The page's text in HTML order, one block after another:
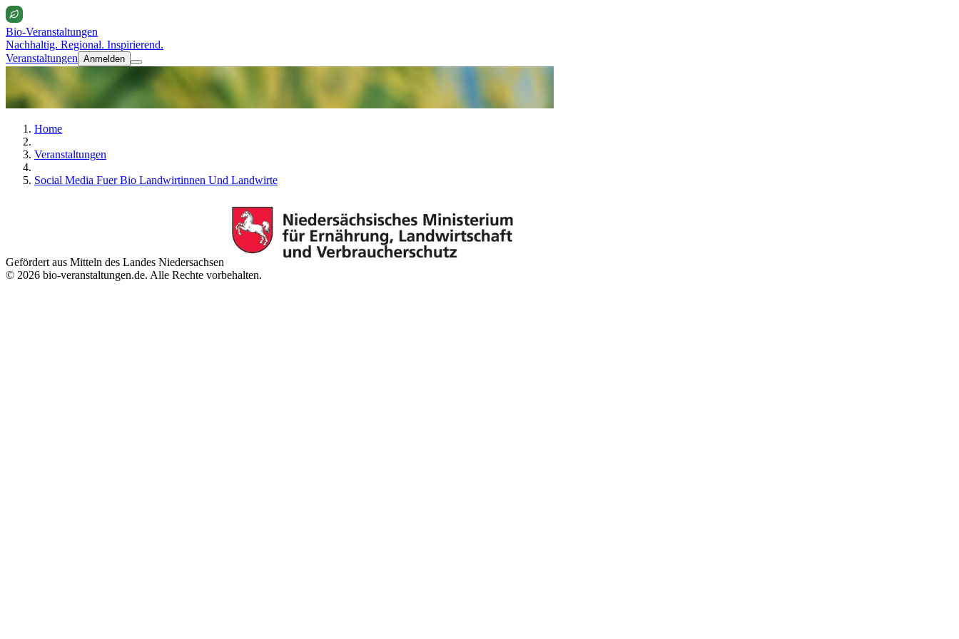
Bio-Veranstaltungen
Nachhaltig. Regional. Inspirierend.
Veranstaltungen Anmelden
Home
Veranstaltungen
Social Media Fuer Bio Landwirtinnen Und Landwirte
Gefördert aus Mitteln des Landes Niedersachsen
© 2026 bio-veranstaltungen.de. Alle Rechte vorbehalten.